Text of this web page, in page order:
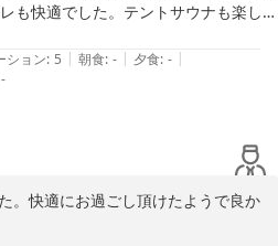
も快適でした。テントサウナも楽しく
かで雑音がなく、ゆっくり過ごすこと
なども揃えていて下さり、嬉しかった
りが浅いのですが、朝までぐっすり眠
に泊まっているような安心感のある宿
たいと思ってます。
ション: 5 | 朝食: - | 夕食: - |
-
。快適にお過ごし頂けたようで良か
忘れず皆様に愛される宿を目指し